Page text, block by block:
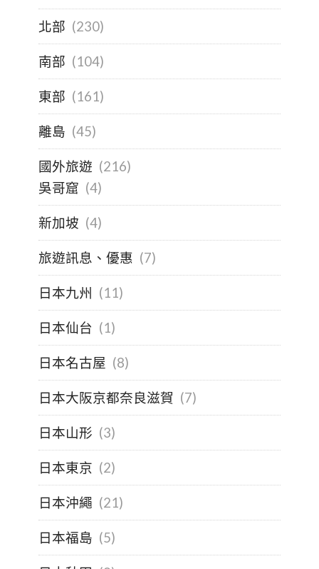
北部 (230)
南部 (104)
東部 (161)
離島 (45)
國外旅遊 (216)
吳哥窟 (4)
新加坡 (4)
旅遊訊息、優惠 (7)
日本九州 (11)
日本仙台 (1)
日本名古屋 (8)
日本大阪京都奈良滋賀 (7)
日本山形 (3)
日本東京 (2)
日本沖繩 (21)
日本福島 (5)